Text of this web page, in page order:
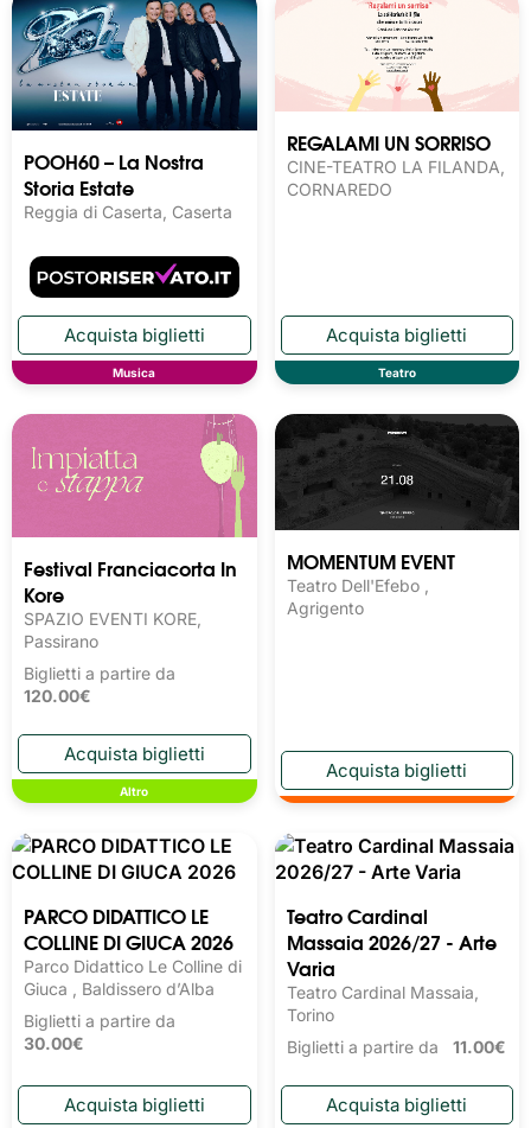
POOH60 – La Nostra
Storia Estate
Reggia di Caserta, Caserta
Musica
REGALAMI UN SORRISO
CINE-TEATRO LA FILANDA,
CORNAREDO
Teatro
Festival Franciacorta In
Kore
SPAZIO EVENTI KORE,
Passirano
Biglietti a partire da
120.00€
Altro
MOMENTUM EVENT
Teatro Dell'Efebo ,
Agrigento
PARCO DIDATTICO LE
COLLINE DI GIUCA 2026
Parco Didattico Le Colline di
Biglietti a partire da
30.00€
Teatro Cardinal
Massaia 2026/27 - Arte
Varia
Teatro Cardinal Massaia,
Torino
Biglietti a partire da11.00€